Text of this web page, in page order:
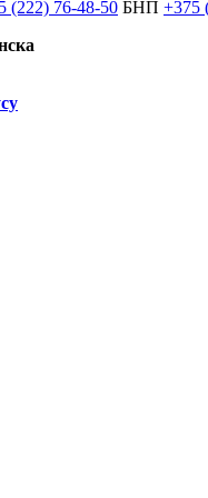
(222) 76-48-50 БНП +375